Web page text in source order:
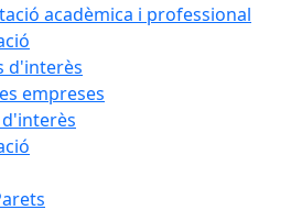
acadèmica i professional
d'interès
empreses